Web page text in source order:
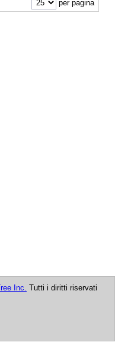
per pagina
Inc. Tutti i diritti riservati